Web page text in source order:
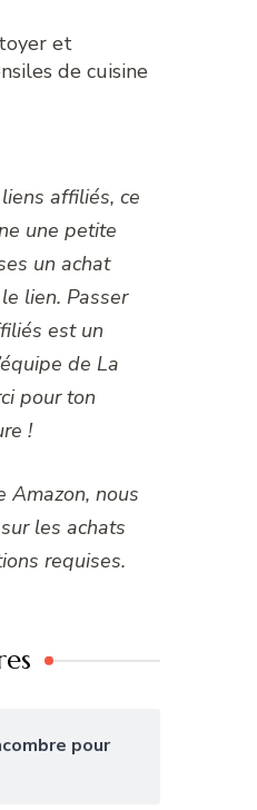
et
de cuisine
affiliés, ce
une petite
un achat
lien. Passer
est un
de La
pour ton
!
Amazon, nous
les achats
requises.
pour